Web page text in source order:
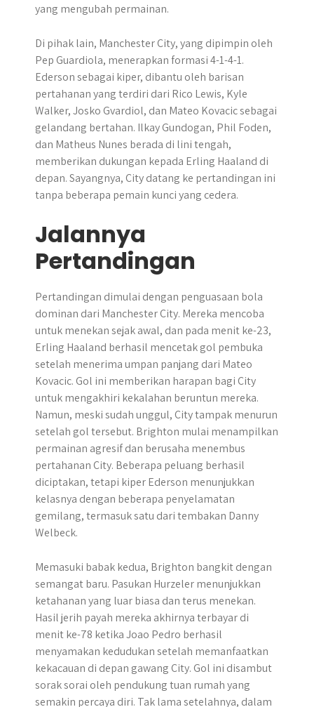
yang mengubah permainan.
Di pihak lain, Manchester City, yang dipimpin oleh
Pep Guardiola, menerapkan formasi 4-1-4-1.
Ederson sebagai kiper, dibantu oleh barisan
pertahanan yang terdiri dari Rico Lewis, Kyle
Walker, Josko Gvardiol, dan Mateo Kovacic sebagai
gelandang bertahan. Ilkay Gundogan, Phil Foden,
dan Matheus Nunes berada di lini tengah,
memberikan dukungan kepada Erling Haaland di
depan. Sayangnya, City datang ke pertandingan ini
tanpa beberapa pemain kunci yang cedera.
Jalannya
Pertandingan
Pertandingan dimulai dengan penguasaan bola
dominan dari Manchester City. Mereka mencoba
untuk menekan sejak awal, dan pada menit ke-23,
Erling Haaland berhasil mencetak gol pembuka
setelah menerima umpan panjang dari Mateo
Kovacic. Gol ini memberikan harapan bagi City
untuk mengakhiri kekalahan beruntun mereka.
Namun, meski sudah unggul, City tampak menurun
setelah gol tersebut. Brighton mulai menampilkan
permainan agresif dan berusaha menembus
pertahanan City. Beberapa peluang berhasil
diciptakan, tetapi kiper Ederson menunjukkan
kelasnya dengan beberapa penyelamatan
gemilang, termasuk satu dari tembakan Danny
Welbeck.
Memasuki babak kedua, Brighton bangkit dengan
semangat baru. Pasukan Hurzeler menunjukkan
ketahanan yang luar biasa dan terus menekan.
Hasil jerih payah mereka akhirnya terbayar di
menit ke-78 ketika Joao Pedro berhasil
menyamakan kedudukan setelah memanfaatkan
kekacauan di depan gawang City. Gol ini disambut
sorak sorai oleh pendukung tuan rumah yang
semakin percaya diri. Tak lama setelahnya, dalam